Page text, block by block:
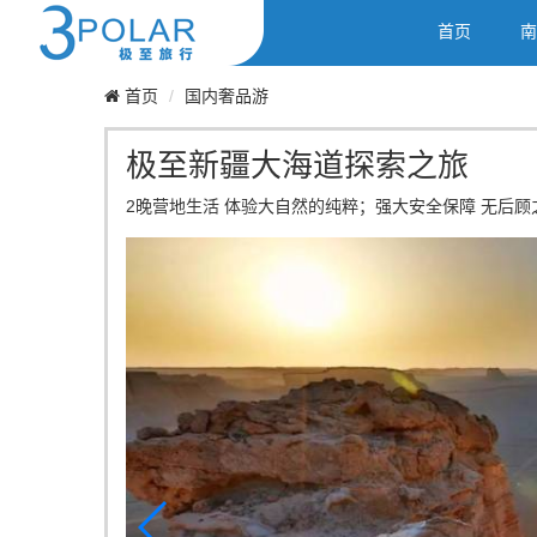
首页
首页 国内奢品游
极至新疆大海道探索之旅
2晚营地生活 体验大自然的纯粹；强大安全保障 无后顾